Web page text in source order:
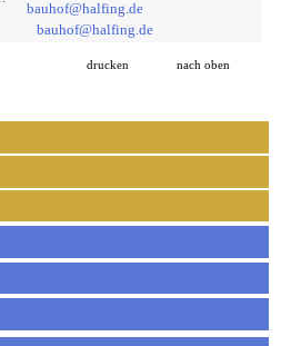
bauhof@halfing.de
drucken nach oben